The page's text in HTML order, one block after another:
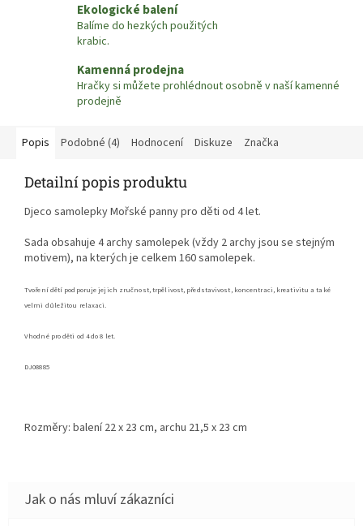
Ekologické balení
Balíme do hezkých použitých
krabic.
Kamenná prodejna
Hračky si můžete prohlédnout osobně v naší kamenné
prodejně
Popis Podobné (4) Hodnocení Diskuze Značka
Detailní popis produktu
Djeco samolepky Mořské panny pro děti od 4 let.
Sada obsahuje 4 archy samolepek (vždy 2 archy jsou se stejným
motivem), na kterých je celkem 160 samolepek.
Tvoření dětí podporuje jejich zručnost, trpělivost, představivost, koncentraci, kreativitu a také
velmi důležitou relaxaci.
Vhodné pro děti od 4 do 8 let.
DJ08885
Rozměry: balení22 x 23 cm, archu 21,5 x 23 cm